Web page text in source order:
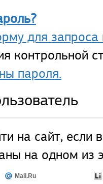
для запроса
контрольной
пароля.
на сайт, если
на одном из
Mail.Ru